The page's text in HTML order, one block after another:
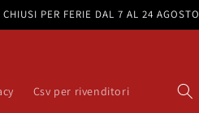
PER FERIE DAL 7 AL 24 AGOSTO
Csv per rivenditori